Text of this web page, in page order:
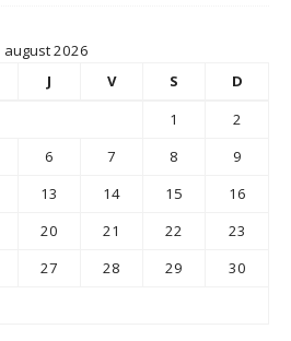
august 2026
J V S
D
1
2
6 7 8
9
13 14 15
16
20 21 22
23
27 28 29
30